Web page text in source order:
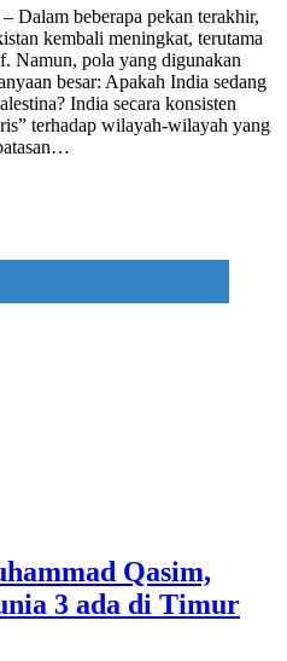
Dalam beberapa pekan terakhir,
kembali meningkat, terutama
Namun, pola yang digunakan
besar: Apakah India sedang
India secara konsisten
terhadap wilayah-wilayah yang
Qasim,
3 ada di Timur